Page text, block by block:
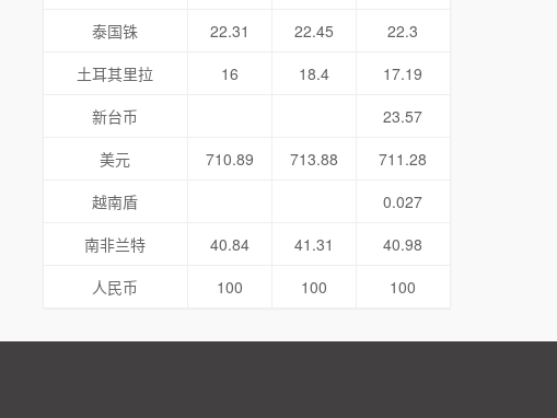
泰国铢
22.31 22.45
22.3
土耳其里拉
16 18.4
17.19
新台币
23.57
美元
710.89 713.88
711.28
越南盾
0.027
南非兰特
40.84 41.31
40.98
人民币
100 100 100